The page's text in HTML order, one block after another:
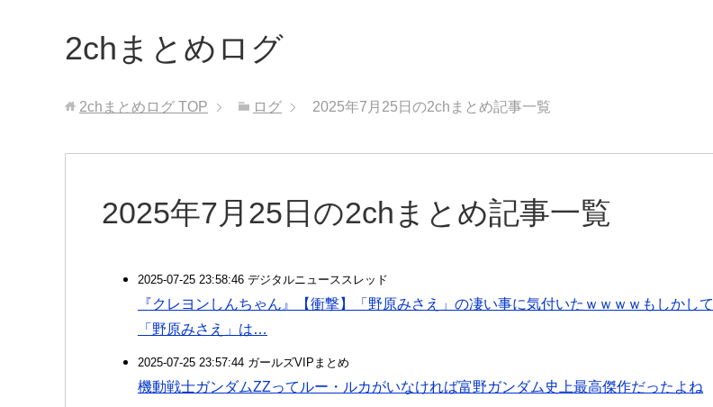
2chまとめログ
2chまとめログ TOP ログ 2025年7月25日の2chまとめ記事一覧
2025年7月25日の2chまとめ記事一覧
2025-07-25 23:58:46 デジタルニューススレッド
『クレヨンしんちゃん』【衝撃】「野原みさえ」の凄い事に気付いたｗｗｗｗもしかして
「野原みさえ」は…
2025-07-25 23:57:44 ガールズVIPまとめ
機動戦士ガンダムZZってルー・ルカがいなければ富野ガンダム史上最高傑作だったよね